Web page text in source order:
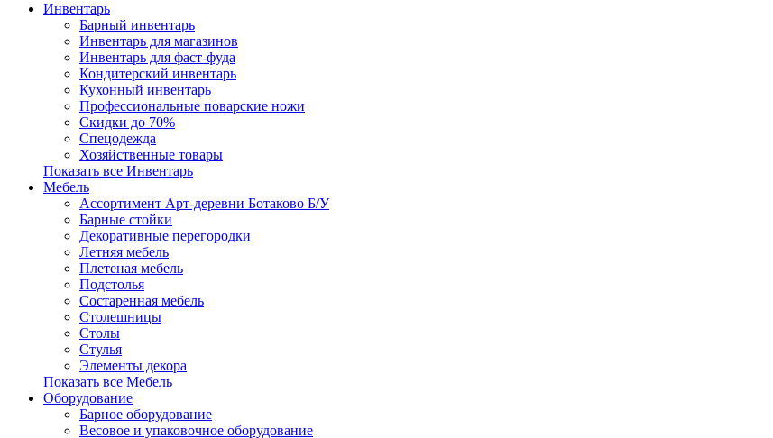
Инвентарь
Барный инвентарь
Инвентарь для магазинов
Инвентарь для фаст-фуда
Кондитерский инвентарь
Кухонный инвентарь
Профессиональные поварские ножи
Скидки до 70%
Спецодежда
Хозяйственные товары
Показать все Инвентарь
Мебель
Ассортимент Арт-деревни Ботаково Б/У
Барные стойки
Декоративные перегородки
Летняя мебель
Плетеная мебель
Подстолья
Состаренная мебель
Столешницы
Столы
Стулья
Элементы декора
Показать все Мебель
Оборудование
Барное оборудование
Весовое и упаковочное оборудование